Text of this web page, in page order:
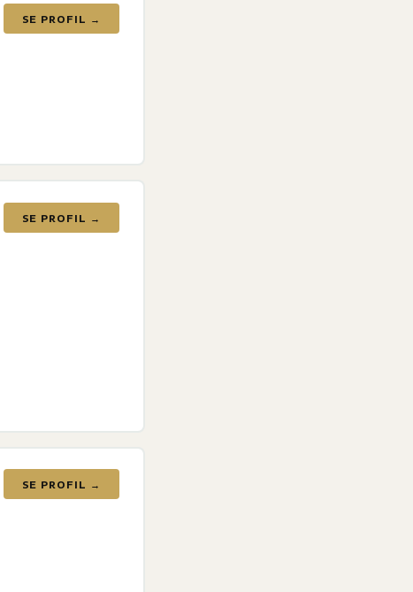
SE PROFIL →
SE PROFIL →
SE PROFIL →